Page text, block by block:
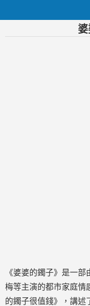
《婆婆的鐲子》是一
梅等主演的都市家庭情
的鐲子很值錢》，講述